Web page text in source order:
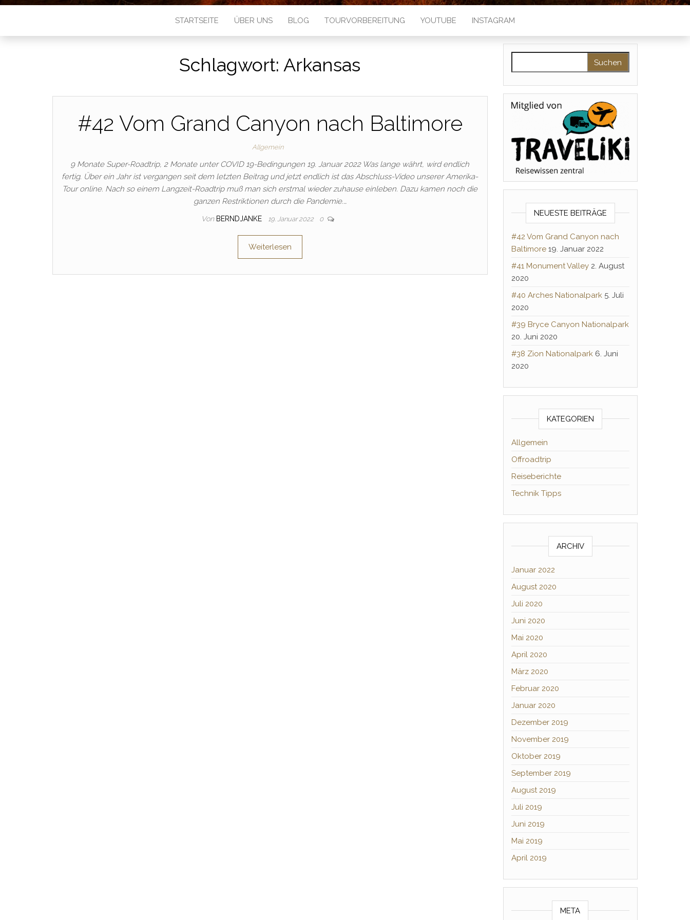
STARTSEITE ÜBER UNS BLOG TOURVORBEREITUNG YOUTUBE INSTAGRAM
Schlagwort: Arkansas
#42 Vom Grand Canyon nach Baltimore
Allgemein
9 Monate Super-Roadtrip, 2 Monate unter COVID 19-Bedingungen 19. Januar 2022 Was lange währt, wird endlich
fertig. Über ein Jahr ist vergangen seit dem letzten Beitrag und jetzt endlich ist das Abschluss-Video unserer Amerika-
Tour online. Nach so einem Langzeit-Roadtrip muß man sich erstmal wieder zuhause einleben. Dazu kamen noch die
ganzen Restriktionen durch die Pandemie.…
Von BERNDJANKE 19. Januar 2022 0
Weiterlesen
NEUESTE BEITRÄGE
#42 Vom Grand Canyon nach
Baltimore 19. Januar 2022
#41 Monument Valley 2. August
2020
#40 Arches Nationalpark 5. Juli
2020
#39 Bryce Canyon Nationalpark
20. Juni 2020
#38 Zion Nationalpark 6. Juni
2020
KATEGORIEN
Allgemein
Offroadtrip
Reiseberichte
Technik Tipps
ARCHIV
Januar 2022
August 2020
Juli 2020
Juni 2020
Mai 2020
April 2020
März 2020
Februar 2020
Januar 2020
Dezember 2019
November 2019
Oktober 2019
September 2019
August 2019
Juli 2019
Juni 2019
Mai 2019
April 2019
META